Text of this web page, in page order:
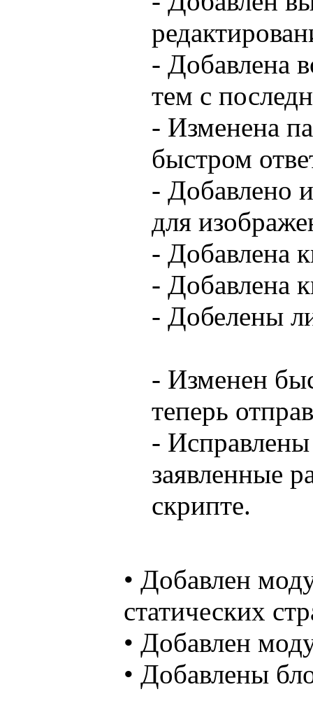
- Добавлена
тем с
- Изменена
быстром
- Добавлено
для
- Добавлена
- Добавлена
- Добелены
- Изменен
теперь
-
заявленные
скрипте.
• Добавлен
статических
• Добавлен
• Добавлены